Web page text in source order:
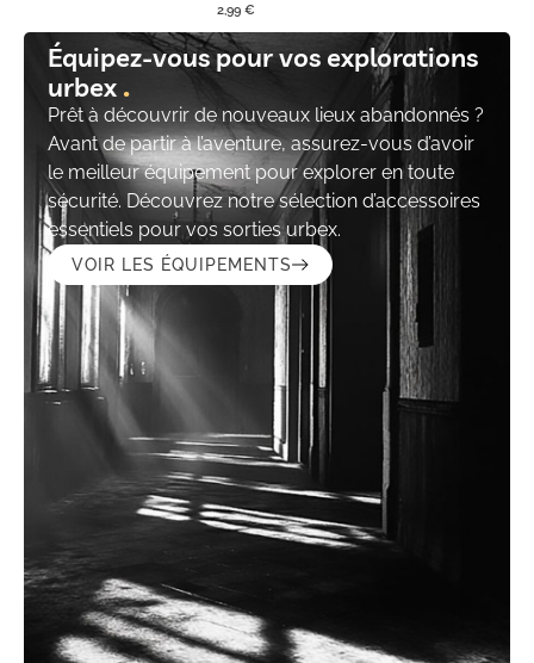
2,99 €
Équipez-vous pour vos explorations
urbex
Prêt à découvrir de nouveaux lieux abandonnés ?
Avant de partir à l’aventure, assurez-vous d’avoir
le meilleur équipement pour explorer en toute
sécurité. Découvrez notre sélection d’accessoires
essentiels pour vos sorties urbex.
VOIR LES ÉQUIPEMENTS